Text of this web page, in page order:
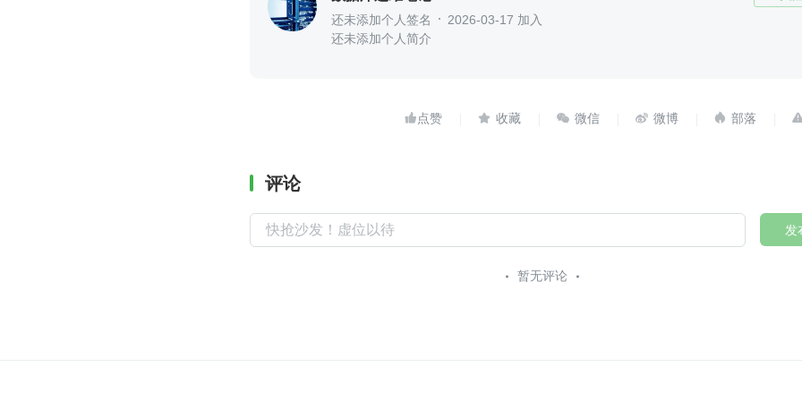
还未添加个人签名
2026-03-17 加入
还未添加个人简介
    
评论
发
暂无评论